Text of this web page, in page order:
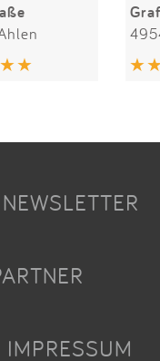
NEWSLETTER
IMPRESSUM